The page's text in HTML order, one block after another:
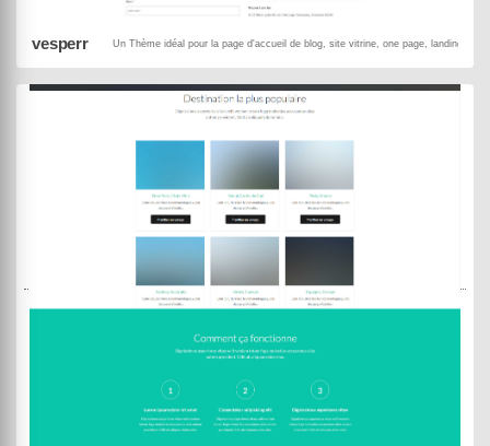
vesperr Un Thème idéal pour la page d'accueil de blog, site vitrine, one page, landing
DEMO
ACHETER